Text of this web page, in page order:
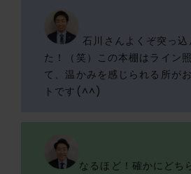
石川さんよくぞ突っ込
た！（笑）この本棚はライン
て、温かみを感じられる所が
トです(^^)
なるほど！確かにどち